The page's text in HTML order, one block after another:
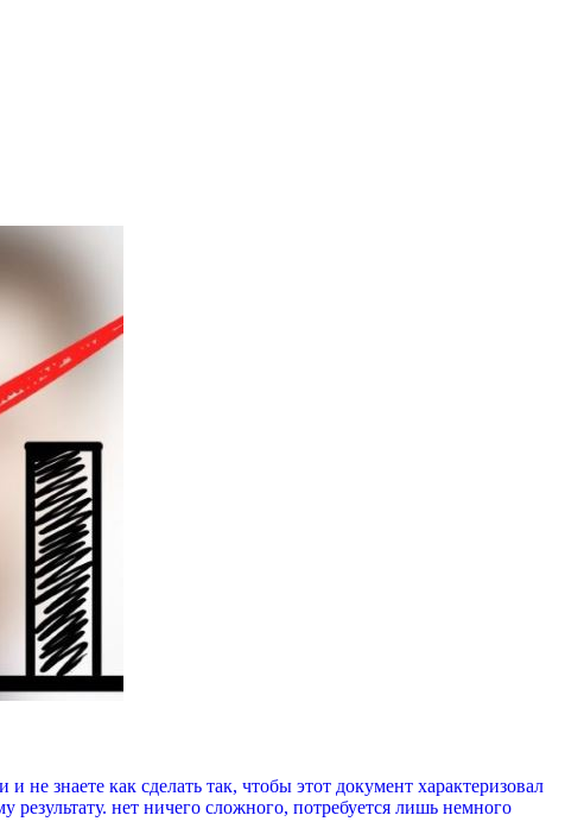
знаете как сделать так, чтобы этот документ характеризовал
нет ничего сложного, потребуется лишь немного